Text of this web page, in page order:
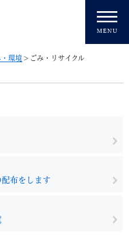
・環境 > ごみ・リサイクル
布をします